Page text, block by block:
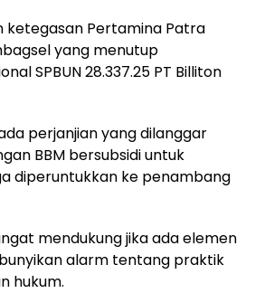
ketegasan Pertamina Patra
yang menutup
SPBUN 28.337.25 PT Billiton
perjanjian yang dilanggar
BBM bersubsidi untuk
diperuntukkan ke penambang
mendukung jika ada elemen
alarm tentang praktik
hukum.